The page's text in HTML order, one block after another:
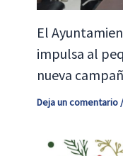
El
impulsa al
nueva
Deja un comentario